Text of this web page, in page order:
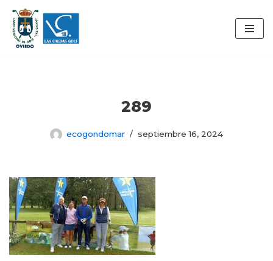
Saltar
al
289
ecogondomar septiembre 16, 2024